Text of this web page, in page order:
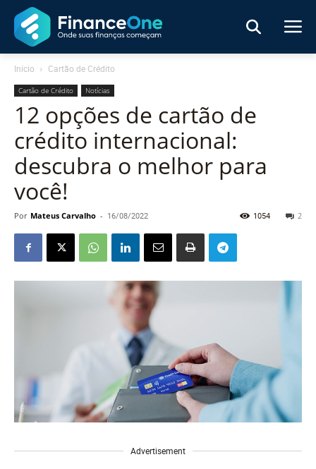
Início Cartão de Crédito
Cartão de Crédito Notícias
12 opções de cartão de
crédito internacional:
descubra o melhor para
você!
Por Mateus Carvalho - 16/08/2022 2
1054
Advertisement